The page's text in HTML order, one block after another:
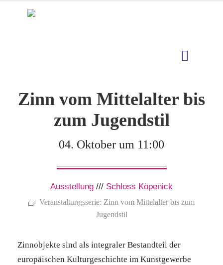
Zinn vom Mittelalter bis
zum Jugendstil
04. Oktober um 11:00
Ausstellung /// Schloss Köpenick
Veranstaltungsserie: Zinn vom Mittelalter bis zum
Jugendstil
Zinnobjekte sind als integraler Bestandteil der
europäischen Kulturgeschichte im Kunstgewerbe